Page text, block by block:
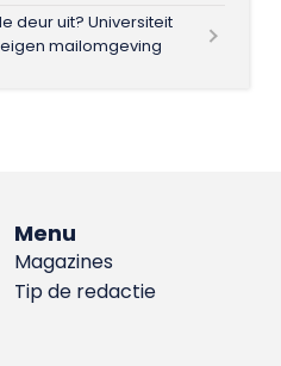
deur uit? Universiteit
mailomgeving
Menu
Magazines
Tip de redactie